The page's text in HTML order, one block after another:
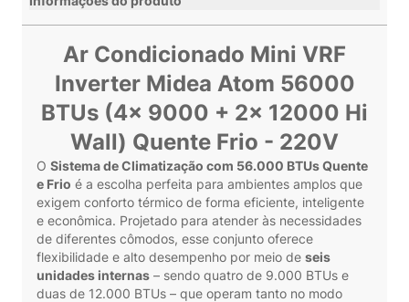
Ar Condicionado Mini VRF
Inverter Midea Atom 56000
BTUs (4x 9000 + 2x 12000 Hi
Wall) Quente Frio - 220V
O Sistema de Climatização com 56.000 BTUs Quente
e Frio é a escolha perfeita para ambientes amplos que
exigem conforto térmico de forma eficiente, inteligente
e econômica. Projetado para atender às necessidades
de diferentes cômodos, esse conjunto oferece
flexibilidade e alto desempenho por meio de seis
unidades internas – sendo quatro de 9.000 BTUs e
duas de 12.000 BTUs – que operam tanto no modo